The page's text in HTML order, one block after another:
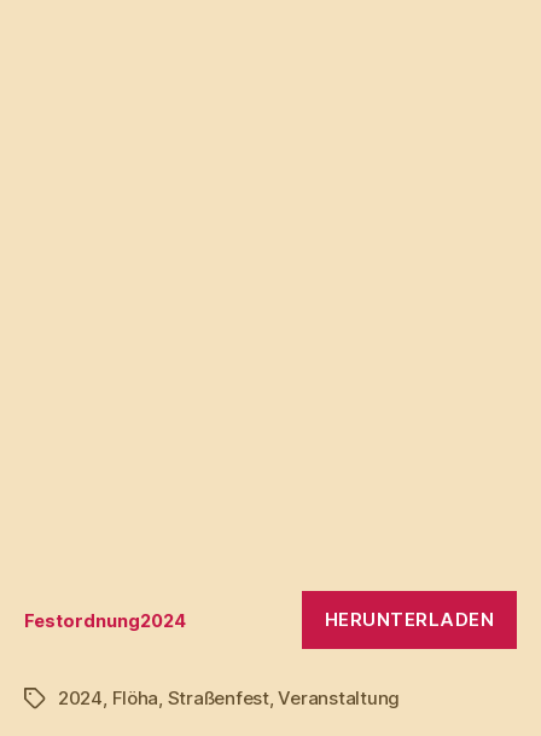
Festordnung2024 HERUNTERLADEN
Schlagwörter
2024, Flöha, Straßenfest,Veranstaltung